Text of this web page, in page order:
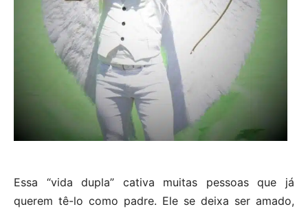
Essa “vida dupla” cativa muitas pessoas que já
querem tê-lo como padre. Ele se deixa ser amado,